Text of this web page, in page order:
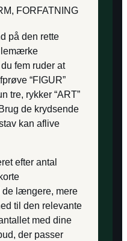
FORFATNING
på den rette
fem ruder at
“FIGUR”
tre, rykker “ART”
de krydsende
kan aflive
efter antal
de længere, mere
til den relevante
med dine
der passer